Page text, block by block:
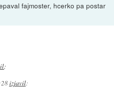
fajmoster, hcerko pa postar
:
izjavil: